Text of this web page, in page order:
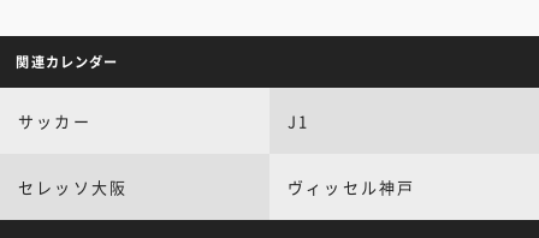
関連カレンダー
サッカー J1
セレッソ大阪 ヴィッセル神戸